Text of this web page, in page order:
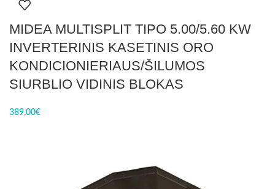
MIDEA MULTISPLIT TIPO 5.00/5.60 KW
INVERTERINIS KASETINIS ORO
KONDICIONIERIAUS/ŠILUMOS
SIURBLIO VIDINIS BLOKAS
389,00€